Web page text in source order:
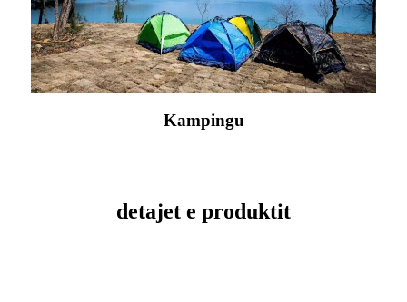
Kampingu
detajet e produktit